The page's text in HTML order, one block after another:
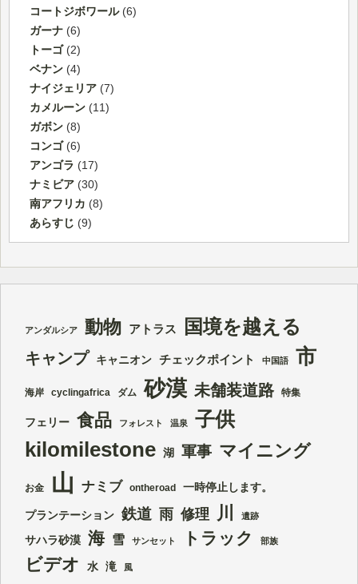
コートジボワール(6)
ガーナ (6)
トーゴ(2)
ベナン (4)
ナイジェリア (7)
カメルーン (11)
ガボン (8)
コンゴ(6)
アンゴラ (17)
ナミビア (30)
南アフリカ (8)
あらすじ (9)
アンダルシア 動物 アトラス 国境を越える
キャンプ キャニオン チェックポイント 中国語 市
海岸 cyclingafrica ダム 砂漠 未舗装道路 特集
フェリー 食品 フォレスト 温泉 子供
kilomilestone 湖 軍事 マイニング
お金 山 ナミブ ontheroad 一時停止します。
プランテーション 鉄道 雨 修理 川 遺跡
サハラ砂漠 海 雪 サンセット トラック 部族
ビデオ 水 滝 風